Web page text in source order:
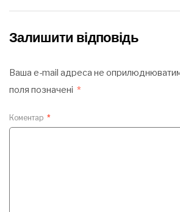
Залишити відповідь
Ваша e-mail адреса не
поля позначені *
Коментар *